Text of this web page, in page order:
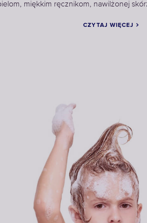
miękkim ręcznikom, nawilżonej
CZYTAJ WIĘCEJ